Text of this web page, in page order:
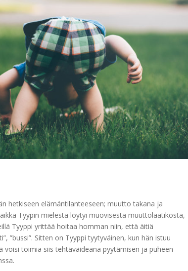
hetkiseen elämäntilanteeseen; muutto takana ja
Tyypin mielestä löytyi muovisesta muuttolaatikosta,
Tyyppi yrittää hoitaa homman niin, että äitiä
”bussi”. Sitten on Tyyppi tyytyväinen, kun hän istuu
voisi toimia siis tehtäväideana pyytämisen ja puheen